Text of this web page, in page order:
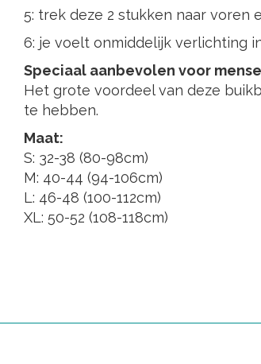
5: trek deze 2 stukken naar voren
6: je voelt onmiddelijk verlichting
Speciaal aanbevolen voor
Het grote voordeel van deze
te hebben.
Maat:
S: 32-38 (80-98cm)
M: 40-44 (94-106cm)
L: 46-48 (100-112cm)
XL: 50-52 (108-118cm)